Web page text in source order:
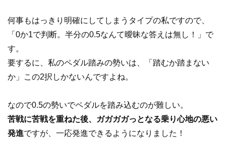
何事もはっきり明確にしてしまうタイプの私ですので、
「0か1で判断。半分の0.5なんて曖昧な答えは無し！」で
す。
要するに、私のペダル踏みの勢いは、「踏むか踏まない
か」この2択しかないんですよね。
なので0.5の勢いでペダルを踏み込むのが難しい。
苦戦に苦戦を重ねた後、ガガガガっとなる乗り心地の悪い
発進ですが、一応発進できるようになりました！